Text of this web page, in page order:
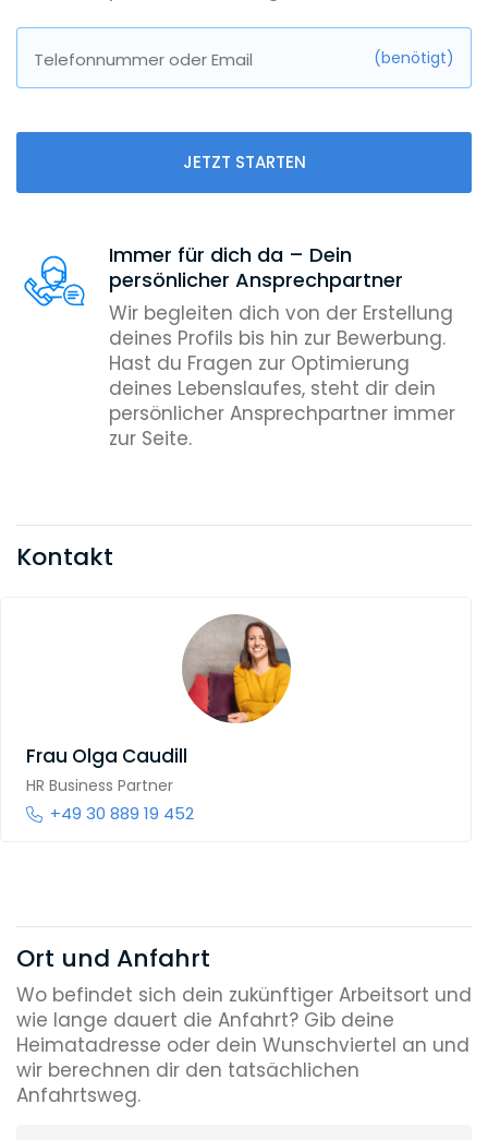
Telefonnummer oder Email (benötigt)
JETZT STARTEN
Immer für dich da – Dein
persönlicher Ansprechpartner
Wir begleiten dich von der Erstellung
deines Profils bis hin zur Bewerbung.
Hast du Fragen zur Optimierung
deines Lebenslaufes, steht dir dein
persönlicher Ansprechpartner immer
zur Seite.
Kontakt
Frau Olga Caudill
HR Business Partner
+49 30 889 19 452
Ort und Anfahrt
Wo befindet sich dein zukünftiger Arbeitsort und
wie lange dauert die Anfahrt? Gib deine
Heimatadresse oder dein Wunschviertel an und
wir berechnen dir den tatsächlichen
Anfahrtsweg.